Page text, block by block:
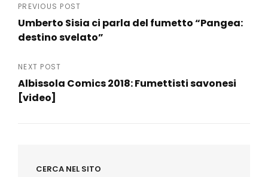
Navigazione
articoli
PREVIOUS POST
Umberto Sisia ci parla del fumetto “Pangea:
destino svelato”
Post
NEXT POST
Albissola Comics 2018: Fumettisti savonesi
[video]
CERCA NEL SITO